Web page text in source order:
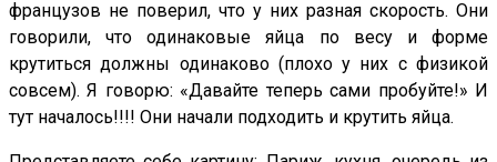
французов не поверил, что у них разная скорость. Они
говорили, что одинаковые яйца по весу и форме
крутиться должны одинаково (плохо у них с физикой
совсем). Я говорю: «Давайте теперь сами пробуйте!» И
тут началось!!!! Они начали подходить и крутить яйца.